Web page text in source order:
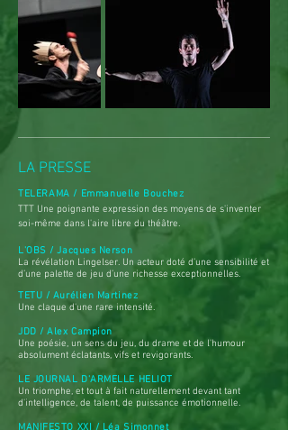
LA PRESSE
TELERAMA / Emmanuelle Bouchez
TTT Une poignante expression des moyens de s'inventer
soi-même dans l'aire libre du théâtre.
L'OBS / Jacques Nerson
La révélation Lingelser. Un acteur doté d’une sensibilité et
d’une palette de jeu d’une richesse exceptionnelles.
TETU / Aurélien Martinez
Une claque d'une rare intensité​.
JDD / Alex Campion
Une poésie, un sens du jeu, du drame et de l'humour
absolument éclatants, vifs et revigorants.
LE JOURNAL D'ARMELLE HELIOT
Un triomphe, et tout à fait naturellement devant tant
d'intelligence, de talent, de puissance émotionnelle.